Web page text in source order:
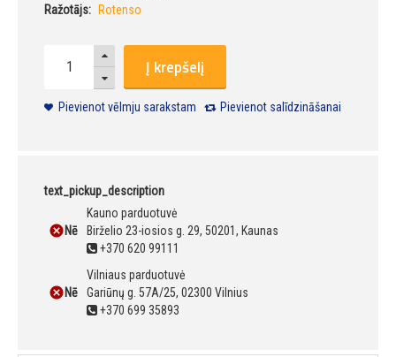
Ražotājs:
Rotenso
Į krepšelį
Pievienot vēlmju sarakstam Pievienot salīdzināšanai
text_pickup_description
Nē
Kauno parduotuvė
Birželio 23-iosios g. 29, 50201, Kaunas
+370 620 99111
Nē
Vilniaus parduotuvė
Gariūnų g. 57A/25, 02300 Vilnius
+370 699 35893